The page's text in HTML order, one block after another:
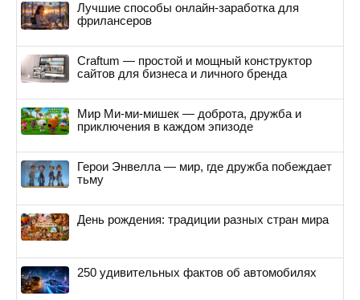
Лучшие способы онлайн-заработка для
фрилансеров
Craftum — простой и мощный конструктор
сайтов для бизнеса и личного бренда
Мир Ми-ми-мишек — доброта, дружба и
приключения в каждом эпизоде
Герои Энвелла — мир, где дружба побеждает
тьму
День рождения: традиции разных стран мира
250 удивительных фактов об автомобилях